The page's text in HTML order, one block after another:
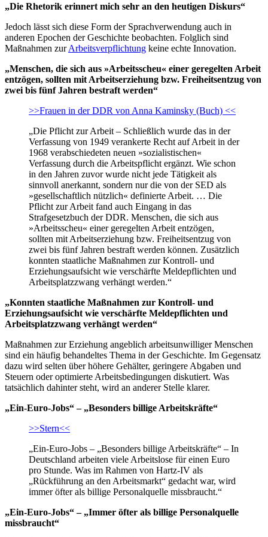
„Die Rhetorik erinnert mich sehr an den heutigen Diskurs“
Jedoch lässt sich diese Form der Sprachverwendung auch in
anderen Epochen der Geschichte beobachten. Folglich sind
Maßnahmen zurArbeitsverpflichtung keine echte Innovation.
„Menschen, die sich aus »Arbeitsscheu« einer geregelten Arbeit
entzögen, sollten mit Arbeitserziehung bzw. Freiheitsentzug von
zwei bis fünf Jahren bestraft werden“
>>Frauen in der DDR von Anna Kaminsky (Buch) <<
„Die Pflicht zur Arbeit – Schließlich wurde das in der
Verfassung von 1949 verankerte Recht auf Arbeit in der
1968 verabschiedeten neuen »sozialistischen«
Verfassung durch die Arbeitspflicht ergänzt. Wie schon
in den Jahren zuvor wurde nicht jede Tätigkeit als
sinnvoll anerkannt, sondern nur die von der SED als
»gesellschaftlich nützlich« definierte Arbeit. … Die
Pflicht zur Arbeit fand auch Eingang in das
Strafgesetzbuch der DDR. Menschen, die sich aus
»Arbeitsscheu« einer geregelten Arbeit entzögen,
sollten mit Arbeitserziehung bzw. Freiheitsentzug von
zwei bis fünf Jahren bestraft werden können. Zusätzlich
konnten staatliche Maßnahmen zur Kontroll- und
Erziehungsaufsicht wie verschärfte Meldepflichten und
Arbeitsplatzzwang verhängt werden.“
„Konnten staatliche Maßnahmen zur Kontroll- und
Erziehungsaufsicht wie verschärfte Meldepflichten und
Arbeitsplatzzwang verhängt werden“
Maßnahmen zur Erziehung angeblich arbeitsunwilliger Menschen
sind ein häufig behandeltes Thema in der Geschichte. Im Gegensatz
dazu wird selten über höhere Gehälter, geringere Abgaben und
Steuern oder optimierte Arbeitsbedingungen diskutiert. Was
tatsächlich dahinter steht, wird an anderer Stelle klarer.
„Ein-Euro-Jobs“ – „Besonders billige Arbeitskräfte“
>>Stern<<
„Ein-Euro-Jobs – „Besonders billige Arbeitskräfte“ – In
Deutschland arbeiten viele Arbeitslose für einen Euro
pro Stunde. Was im Rahmen von Hartz-IV als
„Rückführung an den Arbeitsmarkt“ gedacht war, wird
immer öfter als billige Personalquelle missbraucht.“
„Ein-Euro-Jobs“ – „Immer öfter als billige Personalquelle
missbraucht“